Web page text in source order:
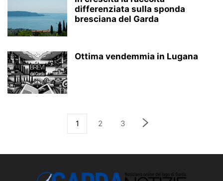
differenziata sulla sponda
bresciana del Garda
Ottima vendemmia in Lugana
1 2 3